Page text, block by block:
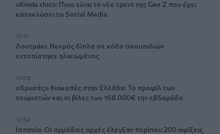
«Kinda chic»: Ποιο είναι το νέο τρεντ της Gen Z που έχει
κατακλύσει τα Social Media
13:17
Λουτράκι: Νεκρός δίπλα σε κάδο σκουπιδιών
εντοπίστηκε ηλικιωμένος
13:08
«Χρυσές» διακοπές στην Ελλάδα: Το προφίλ των
τουριστών και οι βίλες των 168.000€ την εβδομάδα
12:54
Ισπανία: Οι αρμόδιες αρχές έλεγξαν περίπου 200 αφίξεις